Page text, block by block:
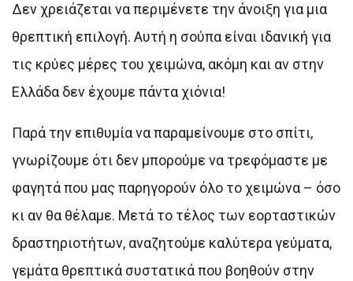
Δεν χρειάζεται να περιμένετε την άνοιξη για μια
θρεπτική επιλογή. Αυτή η σούπα είναι ιδανική για
τις κρύες μέρες του χειμώνα, ακόμη και αν στην
Ελλάδα δεν έχουμε πάντα χιόνια!
Παρά την επιθυμία να παραμείνουμε στο σπίτι,
γνωρίζουμε ότι δεν μπορούμε να τρεφόμαστε με
φαγητά που μας παρηγορούν όλο το χειμώνα – όσο
κι αν θα θέλαμε. Μετά το τέλος των εορταστικών
δραστηριοτήτων, αναζητούμε καλύτερα γεύματα,
γεμάτα θρεπτικά συστατικά που βοηθούν στην